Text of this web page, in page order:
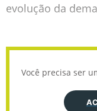
evolução da
Você precisa ser